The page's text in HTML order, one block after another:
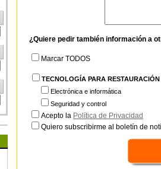
¿Quiere pedir también información a
Marcar TODOS
TECNOLOGÍA PARA RESTAURACIÓN
Electrónica e informática
Seguridad y control
Acepto la Política de Privacidad
Quiero subscribirme al boletín de